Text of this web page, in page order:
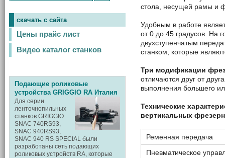
скачать с сайта
Цены прайс лист
Видео каталог станков
Подающие роликовые
устройства GRIGGIO RA Италия
Для серии
ленточнопильных
станков GRIGGIO
SNAC 740RS93,
SNAC 940RS93,
SNAC 940 RS SPECIAL были
разработаны сеть подающих
роликовых устройств RA, которые
стола, несущей рамы и
Удобным в работе
от 0 до 45 градусов. На
двухступенчатым
станком, которые
Три модификации
отличаются друг от
выполнения большего
Технические
вертикальных
Ременная передача
Пневматическое